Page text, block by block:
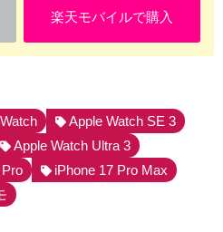
楽天モバイルで購入
Apple Watch SE 3
Apple Watch Ultra 3
iPhone 17 Pro Max